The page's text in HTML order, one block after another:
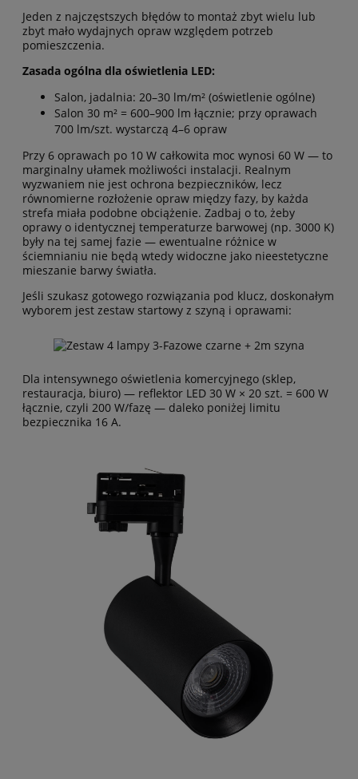
Jeden z najczęstszych błędów to montaż zbyt wielu lub
zbyt mało wydajnych opraw względem potrzeb
pomieszczenia.
Zasada ogólna dla oświetlenia LED:
Salon, jadalnia: 20–30 lm/m² (oświetlenie ogólne)
Salon 30 m² = 600–900 lm łącznie; przy oprawach
700 lm/szt. wystarczą 4–6 opraw
Przy 6 oprawach po 10 W całkowita moc wynosi 60 W — to
marginalny ułamek możliwości instalacji. Realnym
wyzwaniem nie jest ochrona bezpieczników, lecz
równomierne rozłożenie opraw między fazy, by każda
strefa miała podobne obciążenie. Zadbaj o to, żeby
oprawy o identycznej temperaturze barwowej (np. 3000 K)
były na tej samej fazie — ewentualne różnice w
ściemnianiu nie będą wtedy widoczne jako nieestetyczne
mieszanie barwy światła.
Jeśli szukasz gotowego rozwiązania pod klucz, doskonałym
wyborem jest zestaw startowy z szyną i oprawami:
Dla intensywnego oświetlenia komercyjnego (sklep,
restauracja, biuro) — reflektor LED 30 W × 20 szt. = 600 W
łącznie, czyli 200 W/fazę — daleko poniżej limitu
bezpiecznika 16 A.